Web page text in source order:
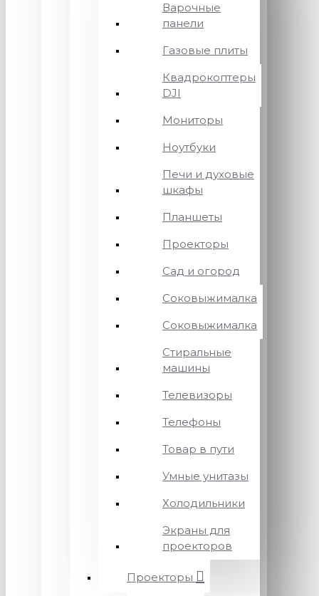
Варочные
панели
Газовые плиты
Квадрокоптеры
DJI
Мониторы
Ноутбуки
Печи и духовые
шкафы
Планшеты
Проекторы
Сад и огород
Соковыжималка
Соковыжималка
Стиральные
машины
Телевизоры
Телефоны
Товар в пути
Умные унитазы
Холодильники
Экраны для
проекторов
Проекторы